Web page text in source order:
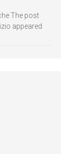
The post
appeared